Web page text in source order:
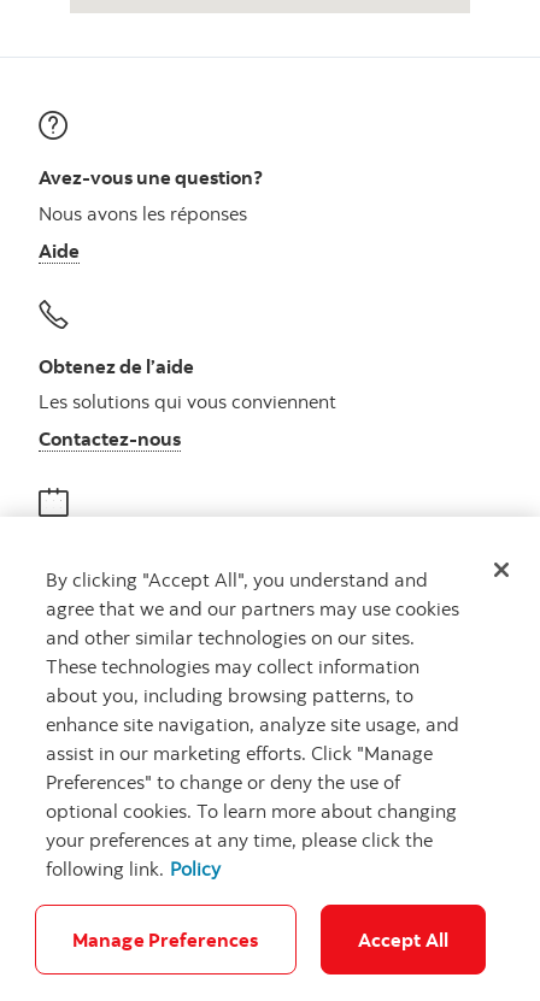
Avez-vous une question?
Nous avons les réponses
Aide
Obtenez de l’aide
Les solutions qui vous conviennent
Contactez-nousAutres numéros, contactez-nous par
Rencontrez un conseiller
Prenez rendez-vous
Carrières Ma banque à moi Notes juridiques Confidentialité
By clicking "Accept All", you understand and
agree that we and our partners may use cookies
and other similar technologies on our sites.
These technologies may collect information
about you, including browsing patterns, to
enhance site navigation, analyze site usage, and
assist in our marketing efforts. Click "Manage
Preferences" to change or deny the use of
optional cookies. To learn more about changing
your preferences at any time, please click the
following link. Policy
Manage Preferences Accept All